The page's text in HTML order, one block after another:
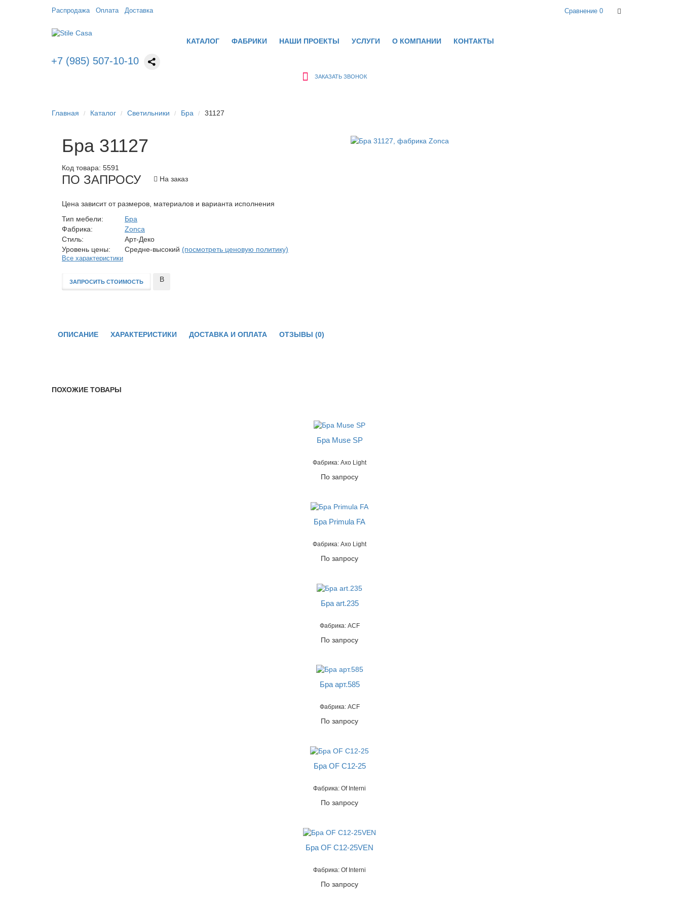
Распродажа Оплата Доставка Сравнение 0
КАТАЛОГ ФАБРИКИ НАШИ ПРОЕКТЫ УСЛУГИ О КОМПАНИИ КОНТАКТЫ
+7 (985) 507-10-10
ЗАКАЗАТЬ ЗВОНОК
Главная Каталог Светильники Бра 31127
Бра 31127
Код товара: 5591
ПО ЗАПРОСУ На заказ
Цена зависит от размеров, материалов и варианта исполнения
Тип мебели:
Бра
Фабрика:
Zonca
Стиль:
Арт-Деко
Уровень цены:
Средне-высокий (посмотреть ценовую политику)
Все характеристики
ЗАПРОСИТЬ СТОИМОСТЬ
В
ОПИСАНИЕ ХАРАКТЕРИСТИКИ ДОСТАВКА И ОПЛАТА ОТЗЫВЫ (0)
ПОХОЖИЕ ТОВАРЫ
Бра Muse SP
Фабрика: Axo Light
По запросу
Бра Primula FA
Фабрика: Axo Light
По запросу
Бра art.235
Фабрика: ACF
По запросу
Бра арт.585
Фабрика: ACF
По запросу
Бра OF C12-25
Фабрика: Of Interni
По запросу
Бра OF C12-25VEN
Фабрика: Of Interni
По запросу